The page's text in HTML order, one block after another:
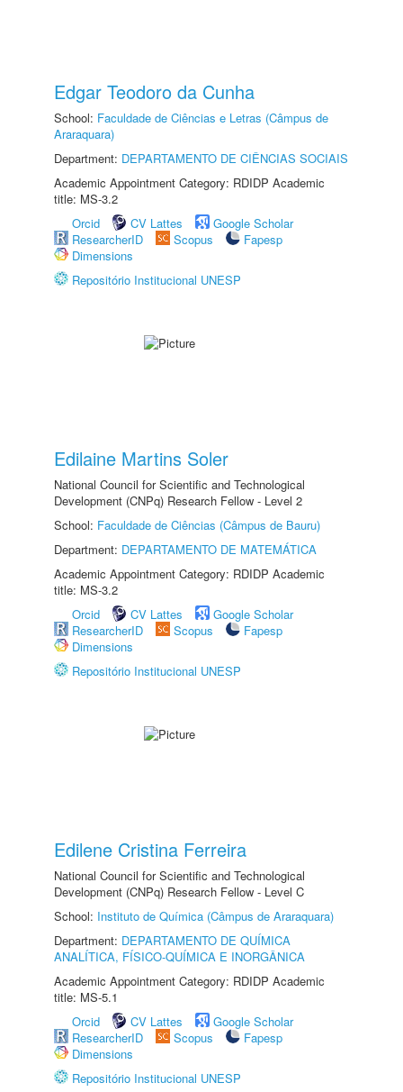
Edgar Teodoro da Cunha
School: Faculdade de Ciências e Letras (Câmpus de
Araraquara)
Department: DEPARTAMENTO DE CIÊNCIAS SOCIAIS
Academic Appointment Category: RDIDP Academic
title: MS-3.2
Orcid
CV Lattes
Google Scholar
ResearcherID
Scopus
Fapesp
Dimensions
Repositório Institucional UNESP
Edilaine Martins Soler
National Council for Scientific and Technological
Development (CNPq) Research Fellow - Level 2
School: Faculdade de Ciências (Câmpus de Bauru)
Department: DEPARTAMENTO DE MATEMÁTICA
Academic Appointment Category: RDIDP Academic
title: MS-3.2
Orcid
CV Lattes
Google Scholar
ResearcherID
Scopus
Fapesp
Dimensions
Repositório Institucional UNESP
Edilene Cristina Ferreira
National Council for Scientific and Technological
Development (CNPq) Research Fellow - Level C
School: Instituto de Química (Câmpus de Araraquara)
Department: DEPARTAMENTO DE QUÍMICA
ANALÍTICA, FÍSICO-QUÍMICA E INORGÂNICA
Academic Appointment Category: RDIDP Academic
title: MS-5.1
Orcid
CV Lattes
Google Scholar
ResearcherID
Scopus
Fapesp
Dimensions
Repositório Institucional UNESP